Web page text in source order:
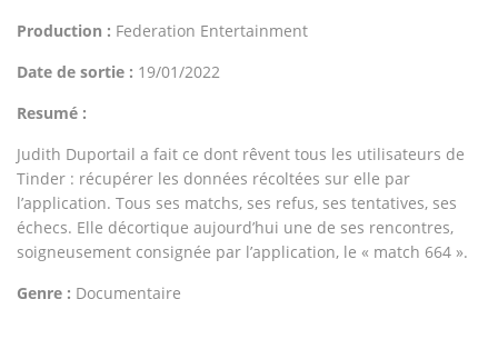
Production : Federation Entertainment
Date de sortie : 19/01/2022
Resumé :
Judith Duportail a fait ce dont rêvent tous les utilisateurs de
Tinder : récupérer les données récoltées sur elle par
l’application. Tous ses matchs, ses refus, ses tentatives, ses
échecs. Elle décortique aujourd’hui une de ses rencontres,
soigneusement consignée par l’application, le « match 664 ».
Genre : Documentaire